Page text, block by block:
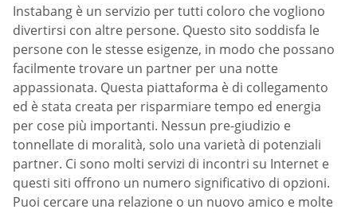
Instabang è un servizio per tutti coloro che vogliono
divertirsi con altre persone. Questo sito soddisfa le
persone con le stesse esigenze, in modo che possano
facilmente trovare un partner per una notte
appassionata. Questa piattaforma è di collegamento
ed è stata creata per risparmiare tempo ed energia
per cose più importanti. Nessun pre-giudizio e
tonnellate di moralità, solo una varietà di potenziali
partner. Ci sono molti servizi di incontri su Internet e
questi siti offrono un numero significativo di opzioni.
Puoi cercare una relazione o un nuovo amico e molte